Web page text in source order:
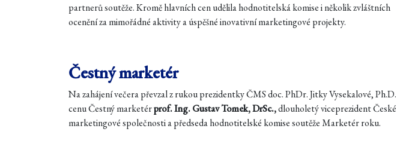
partnerů soutěže. Kromě hlavních cen udělila hodnotitelská komise i několik zvláštních
ocenění za mimořádné aktivity a úspěšné inovativní marketingové projekty.
Čestný marketér
Na zahájení večera převzal z rukou prezidentky ČMS doc. PhDr. Jitky Vysekalové, Ph.D.
cenu Čestný marketérprof. Ing. Gustav Tomek, DrSc.,dlouholetý viceprezident České
marketingové společnosti a předseda hodnotitelské komise soutěže Marketér roku.